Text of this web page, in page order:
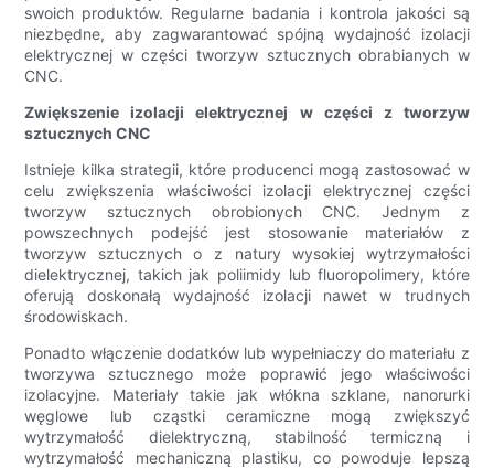
swoich produktów. Regularne badania i kontrola jakości są
niezbędne, aby zagwarantować spójną wydajność izolacji
elektrycznej w części tworzyw sztucznych obrabianych w
CNC.
Zwiększenie izolacji elektrycznej w części z tworzyw
sztucznych CNC
Istnieje kilka strategii, które producenci mogą zastosować w
celu zwiększenia właściwości izolacji elektrycznej części
tworzyw sztucznych obrobionych CNC. Jednym z
powszechnych podejść jest stosowanie materiałów z
tworzyw sztucznych o z natury wysokiej wytrzymałości
dielektrycznej, takich jak poliimidy lub fluoropolimery, które
oferują doskonałą wydajność izolacji nawet w trudnych
środowiskach.
Ponadto włączenie dodatków lub wypełniaczy do materiału z
tworzywa sztucznego może poprawić jego właściwości
izolacyjne. Materiały takie jak włókna szklane, nanorurki
węglowe lub cząstki ceramiczne mogą zwiększyć
wytrzymałość dielektryczną, stabilność termiczną i
wytrzymałość mechaniczną plastiku, co powoduje lepszą